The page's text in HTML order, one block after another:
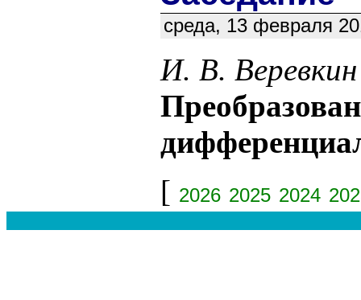
среда, 13 февраля
И. В. Веревкин
[ 2026 2025 2024